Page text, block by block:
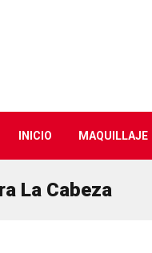
INICIO MAQUILLAJE
La Cabeza